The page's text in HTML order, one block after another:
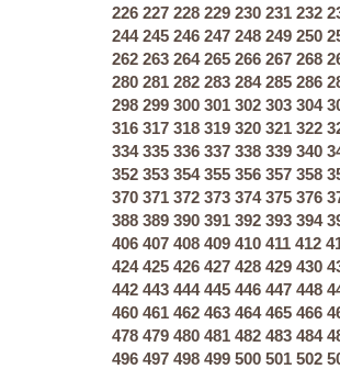
226 227 228 229 230 231 232
244 245 246 247 248 249 250
262 263 264 265 266 267 268
280 281 282 283 284 285 286
298 299 300 301 302 303 304
316 317 318 319 320 321 322
334 335 336 337 338 339 340
352 353 354 355 356 357 358
370 371 372 373 374 375 376
388 389 390 391 392 393 394
406 407 408 409 410 411 412
424 425 426 427 428 429 430
442 443 444 445 446 447 448
460 461 462 463 464 465 466
478 479 480 481 482 483 484
496 497 498 499 500 501 502